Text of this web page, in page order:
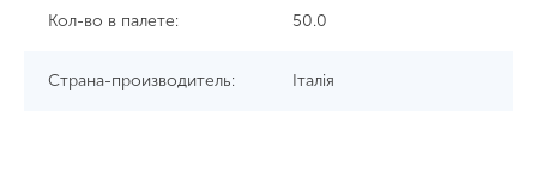
Кол-во в палете: 50.0
Страна-производитель: Італія